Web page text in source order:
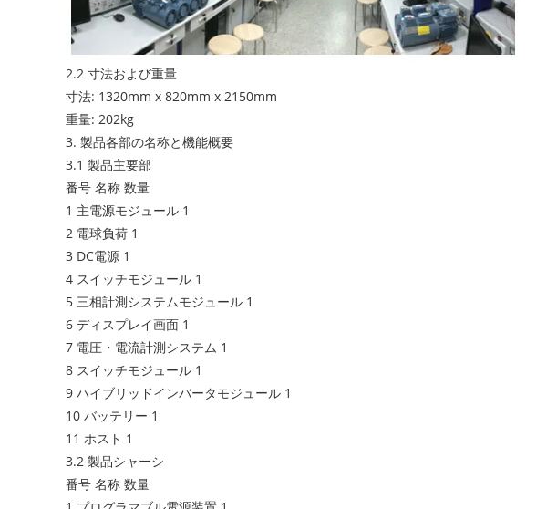
2.2 寸法および重量
寸法: 1320mm x 820mm x 2150mm
重量: 202kg
3. 製品各部の名称と機能概要
3.1 製品主要部
番号 名称 数量
1 主電源モジュール 1
2 電球負荷 1
3 DC電源 1
4 スイッチモジュール 1
5 三相計測システムモジュール 1
6 ディスプレイ画面 1
7 電圧・電流計測システム 1
8 スイッチモジュール 1
9 ハイブリッドインバータモジュール 1
10 バッテリー 1
11 ホスト 1
3.2 製品シャーシ
番号 名称 数量